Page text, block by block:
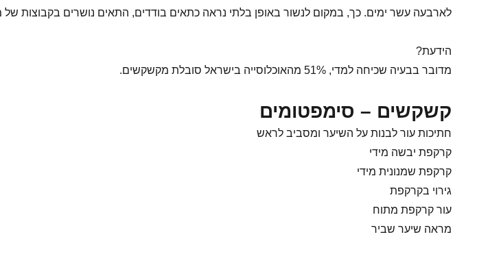
לארבעה עשר ימים. כך, במקום לנשור באופן בלתי נראה כתאים בודדים, התאים נושרים בקבוצות
הידעת?
מדובר בבעיה שכיחה למדי, 51% מהאוכלוסייה בישראל סובלת מקשקשים.
קשקשים – סימפטומים
חתיכות עור לבנות על השיער ומסביב לראש
קרקפת יבשה מידי
קרקפת שמנונית מידי
גירוי בקרקפת
עור קרקפת מתוח
מראה שיער שביר